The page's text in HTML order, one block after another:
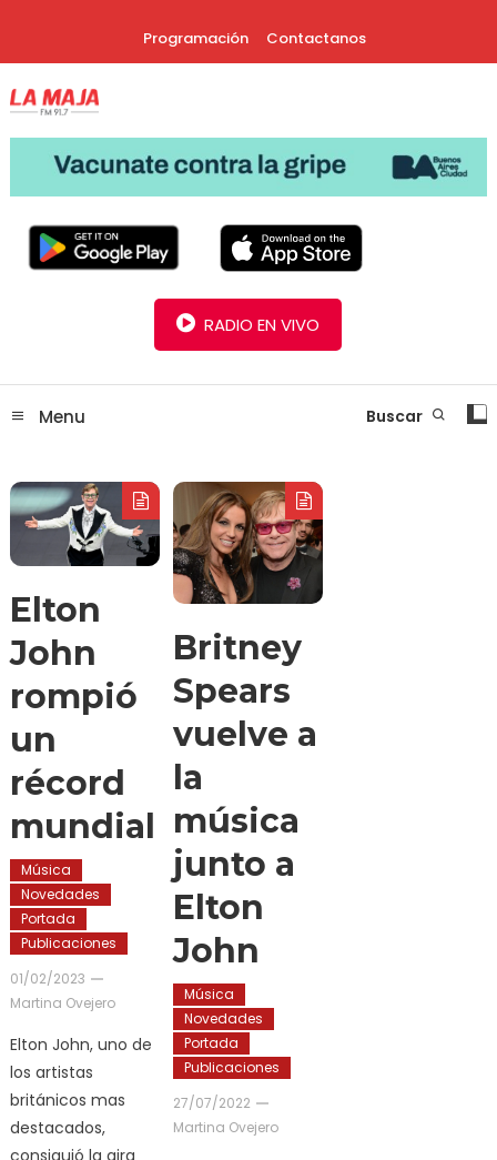
Programación Contactanos
Radio La Maja
RADIO EN VIVO
Menu Buscar
Elton
John
rompió
un
récord
mundial
Música
Novedades
Portada
Publicaciones
01/02/2023
Martina Ovejero
Elton John, uno de
los artistas
británicos mas
destacados,
consiguió la gira
Britney
Spears
vuelve a
la
música
junto a
Elton
John
Música
Novedades
Portada
Publicaciones
27/07/2022
Martina Ovejero